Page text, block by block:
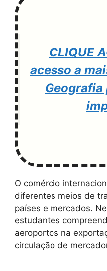
CLIQUE
acesso a
Geografia
O comércio
diferentes meios de
países e mercados.
estudantes
aeroportos na
circulação de